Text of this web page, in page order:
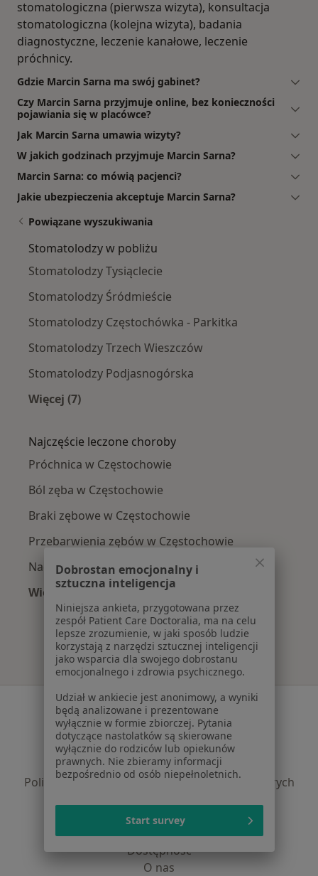
stomatologiczna (pierwsza wizyta), konsultacja
stomatologiczna (kolejna wizyta), badania
diagnostyczne, leczenie kanałowe, leczenie
próchnicy.
Gdzie Marcin Sarna ma swój gabinet?
Czy Marcin Sarna przyjmuje online, bez konieczności
pojawiania się w placówce?
Jak Marcin Sarna umawia wizyty?
W jakich godzinach przyjmuje Marcin Sarna?
Marcin Sarna: co mówią pacjenci?
Jakie ubezpieczenia akceptuje Marcin Sarna?
Powiązane wyszukiwania
Stomatolodzy w pobliżu
Stomatolodzy Tysiąclecie
Stomatolodzy Śródmieście
Stomatolodzy Częstochówka - Parkitka
Stomatolodzy Trzech Wieszczów
Stomatolodzy Podjasnogórska
Więcej (7)
Najczęście leczone choroby
Próchnica w Częstochowie
Ból zęba w Częstochowie
Braki zębowe w Częstochowie
Przebarwienia zębów w Częstochowie
Nadwrażliwość zębów w Częstochowie
Więcej (15)
Więcej w kategorii: Najczęście leczone
Serwis
Regulamin
Polityka prywatności pacjentów
Polityka prywatności profesjonalistów
Polityka prywatności dla profesjonalistów, których
Polityka cookies
Jak działają wyniki wyszukiwania
Dostępność
O nas
Dobrostan emocjonalny i
sztuczna inteligencja
Niniejsza ankieta, przygotowana przez
zespół Patient Care Doctoralia, ma na celu
lepsze zrozumienie, w jaki sposób ludzie
korzystają z narzędzi sztucznej inteligencji
jako wsparcia dla swojego dobrostanu
emocjonalnego i zdrowia psychicznego.
Udział w ankiecie jest anonimowy, a wyniki
będą analizowane i prezentowane
wyłącznie w formie zbiorczej. Pytania
dotyczące nastolatków są skierowane
wyłącznie do rodziców lub opiekunów
prawnych. Nie zbieramy informacji
bezpośrednio od osób niepełnoletnich.
Start survey